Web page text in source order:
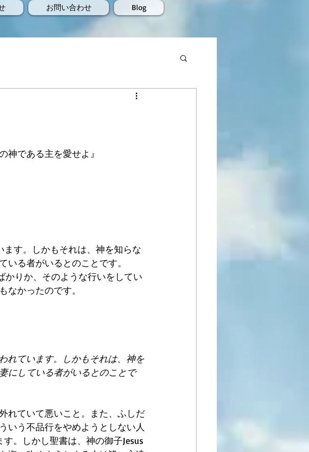
お問い合わせ Blog
神である主を愛せよ』
す。しかもそれは、神を知らな
る者がいるとのことです。
かりか、そのような行いをしてい
なかったのです。
れています。しかもそれは、神を
にしている者がいるとのことで
れていて悪いこと。また、ふしだ
いう不品行をやめようとしない人
。しかし聖書は、神の御子Jesus